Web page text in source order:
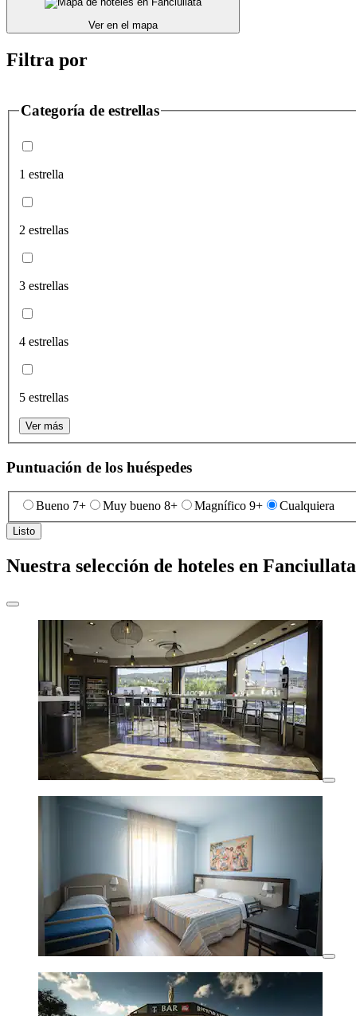
Ver en el mapa
Filtra por
Categoría de estrellas
1 estrella
2 estrellas
3 estrellas
4 estrellas
5 estrellas
Ver más
Puntuación de los huéspedes
Bueno 7+ Muy bueno 8+ Magnífico 9+ Cualquiera
Listo
Nuestra selección de hoteles en Fanciullata